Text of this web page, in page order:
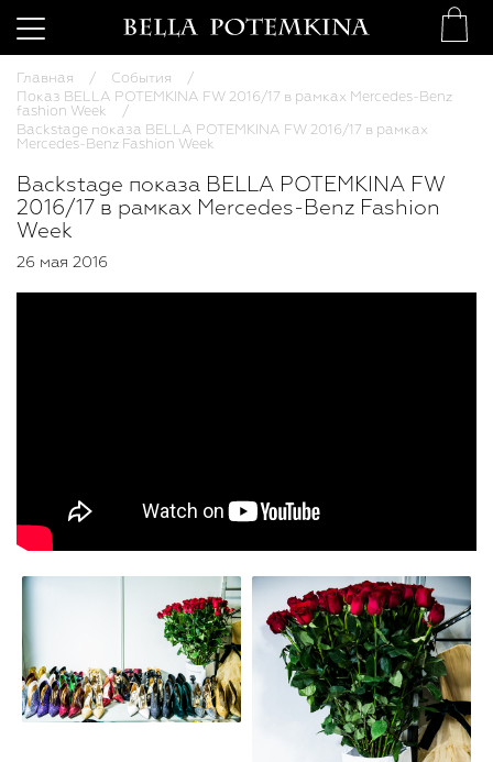
Главная
События
Показ BELLA POTEMKINA FW 2016/17 в рамках Mercedes-Benz
fashion Week
Backstage показа BELLA POTEMKINA FW 2016/17 в рамках
Mercedes-Benz Fashion Week
Backstage показа BELLA POTEMKINA FW
2016/17 в рамках Mercedes-Benz Fashion
Week
26 мая 2016